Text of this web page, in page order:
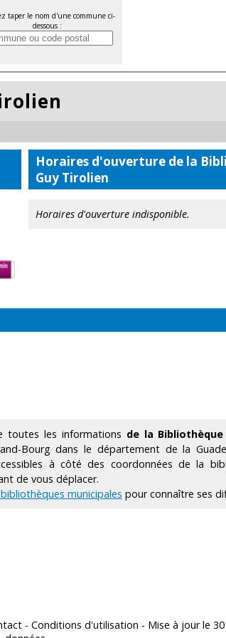
taper le nom d'une commune ci-
dessous :
Horaires d'ouverture de la
Guy Tirolien
Horaires d'ouverture indisponible.
toutes les informations de la
Bourg dans le département de la
à côté des coordonnées de la
de vous déplacer.
municipales pour connaître ses
- Conditions d'utilisation - Mise à jour le